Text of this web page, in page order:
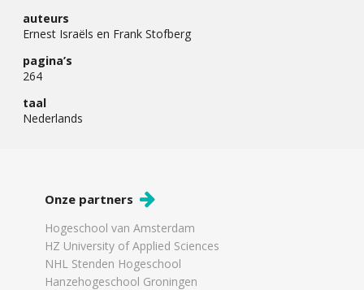
auteurs
Ernest Israëls en Frank Stofberg
pagina’s
264
taal
Nederlands
Onze partners
Hogeschool van Amsterdam
HZ University of Applied Sciences
NHL Stenden Hogeschool
Hanzehogeschool Groningen